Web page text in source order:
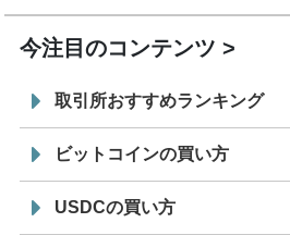
今注目のコンテンツ
取引所おすすめランキング
ビットコインの買い方
USDCの買い方